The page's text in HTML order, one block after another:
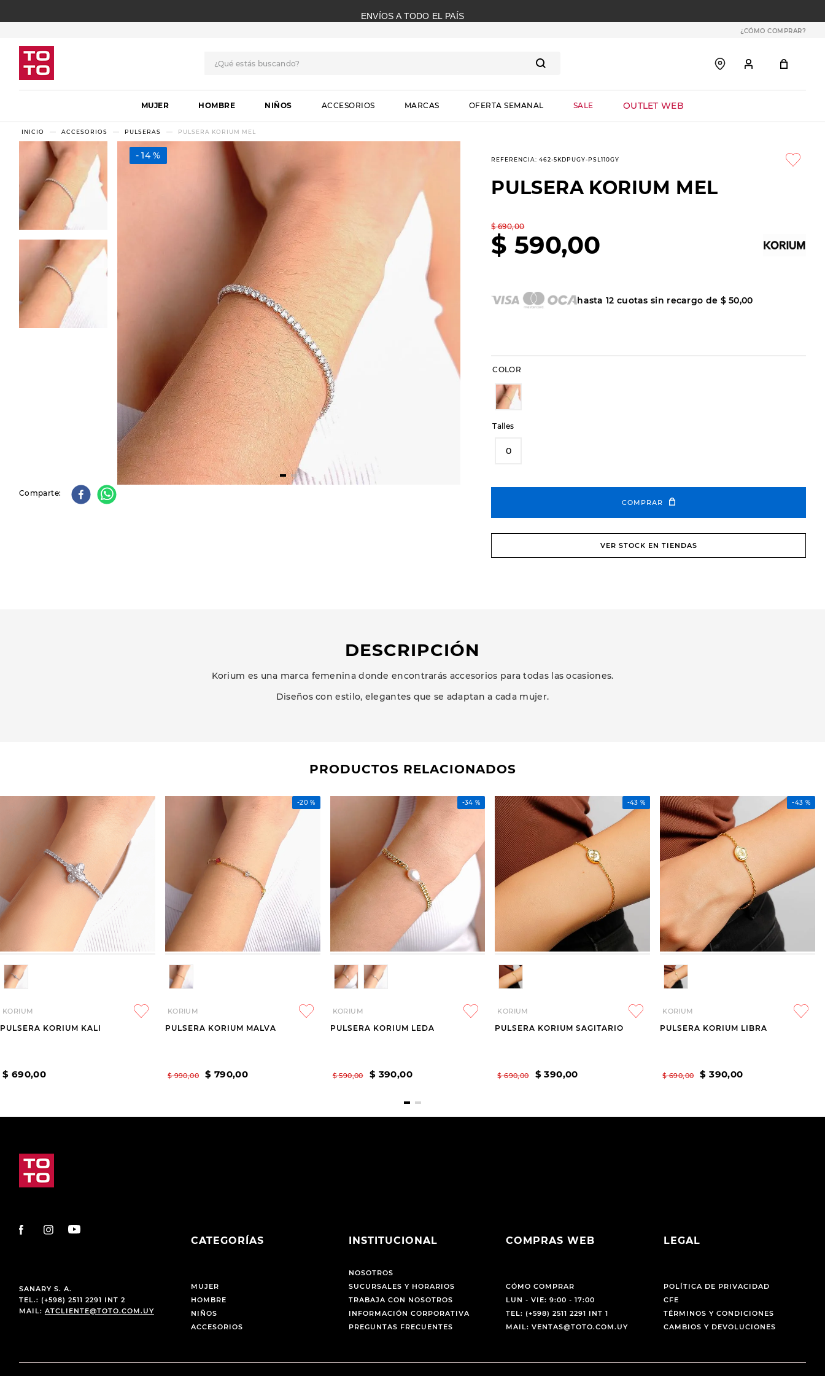
ENVÍOS A TODO EL PAÍS
¿CÓMO COMPRAR?
MUJER HOMBRE NIÑOS ACCESORIOS MARCAS OFERTA SEMANAL SALE OUTLET WEB
ACCESORIOS PULSERAS PULSERA KORIUM MEL
14 %
Comparte
REFERENCIA:462-5KDPUGY-PSL110GY
PULSERA KORIUM MEL
$ 690,00
$ 590,00
hasta12 cuotas sin recargo de $ 50,00
COLOR
Talles
0
COMPRAR
VER STOCK EN TIENDAS
DESCRIPCIÓN
Korium es una marca femenina donde encontrarás accesorios para todas las ocasiones.
Diseños con estilo, elegantes que se adaptan a cada mujer.
PRODUCTOS RELACIONADOS
KORIUM
PULSERA KORIUM KALI
$ 690,00
-20 %
KORIUM
PULSERA KORIUM MALVA
$ 990,00 $ 790,00
-34 %
KORIUM
PULSERA KORIUM LEDA
$ 590,00 $ 390,00
-43 %
KORIUM
PULSERA KORIUM SAGITARIO
$ 690,00 $ 390,00
-43 %
KORIUM
PULSERA KORIUM LIBRA
$ 690,00 $ 390,00
SANARY S. A.
TEL.: (+598) 2511 2291 INT 2
MAIL: ATCLIENTE@TOTO.COM.UY
CATEGORÍAS
MUJER
HOMBRE
NIÑOS
ACCESORIOS
INSTITUCIONAL
NOSOTROS
SUCURSALES Y HORARIOS
TRABAJA CON NOSOTROS
INFORMACIÓN CORPORATIVA
PREGUNTAS FRECUENTES
COMPRAS WEB
CÓMO COMPRAR
LUN - VIE: 9:00 - 17:00
TEL: (+598) 2511 2291 INT 1
MAIL: VENTAS@TOTO.COM.UY
LEGAL
POLÍTICA DE PRIVACIDAD
CFE
TÉRMINOS Y CONDICIONES
CAMBIOS Y DEVOLUCIONES
1.
botas
skechers
3.
skechers slip-ins
botas dama